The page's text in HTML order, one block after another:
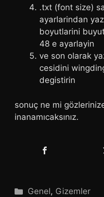
.txt (font size)
ayarlarindan
boyutlarini
48 e ayarlayin
ve son olarak
cesidini
degistirin
sonuç ne mi
inanamıcaksınız.
Kategoriler
Genel, Gizemler